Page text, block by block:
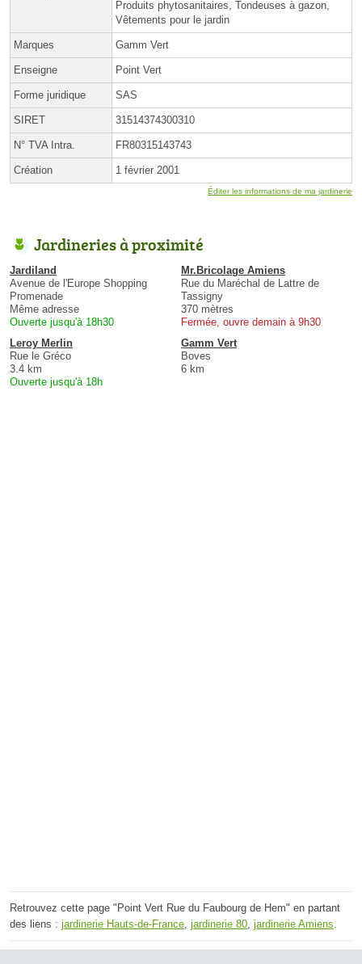
Produits phytosanitaires, Tondeuses à gazon,
Vêtements pour le jardin
Marques Gamm Vert
Enseigne Point Vert
Forme juridique SAS
SIRET 31514374300310
N° TVA Intra. FR80315143743
Création 1 février 2001
Éditer les informations de ma jardinerie
Jardineries à proximité
Jardiland
Avenue de l'Europe Shopping
Promenade
Même adresse
Ouverte jusqu'à 18h30
Mr.Bricolage Amiens
Rue du Maréchal de Lattre de
Tassigny
370 mètres
Fermée, ouvre demain à 9h30
Leroy Merlin
Rue le Gréco
3.4 km
Ouverte jusqu'à 18h
Gamm Vert
Boves
6 km
Retrouvez cette page "Point Vert Rue du Faubourg de Hem" en partant
des liens : jardinerie Hauts-de-France jardinerie 80 jardinerie Amiens